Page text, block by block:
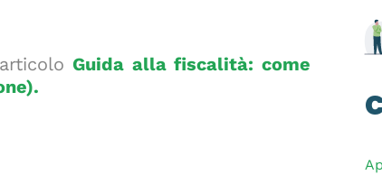
Guida alla fiscalità: come